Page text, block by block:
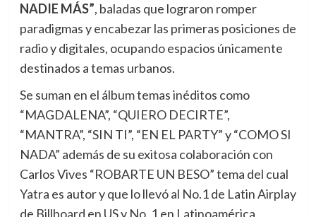
NADIE MÁS”, baladas que lograron romper
paradigmas y encabezar las primeras posiciones de
radio y digitales, ocupando espacios únicamente
destinados a temas urbanos.
Se suman en el álbum temas inéditos como
“MAGDALENA”, “QUIERO DECIRTE”,
“MANTRA”, “SIN TI”, “EN EL PARTY” y “COMO SI
NADA” además de su exitosa colaboración con
Carlos Vives “ROBARTE UN BESO” tema del cual
Yatra es autor y que lo llevó al No.1 de Latin Airplay
de Billboard en US y No. 1 en Latinoamérica,